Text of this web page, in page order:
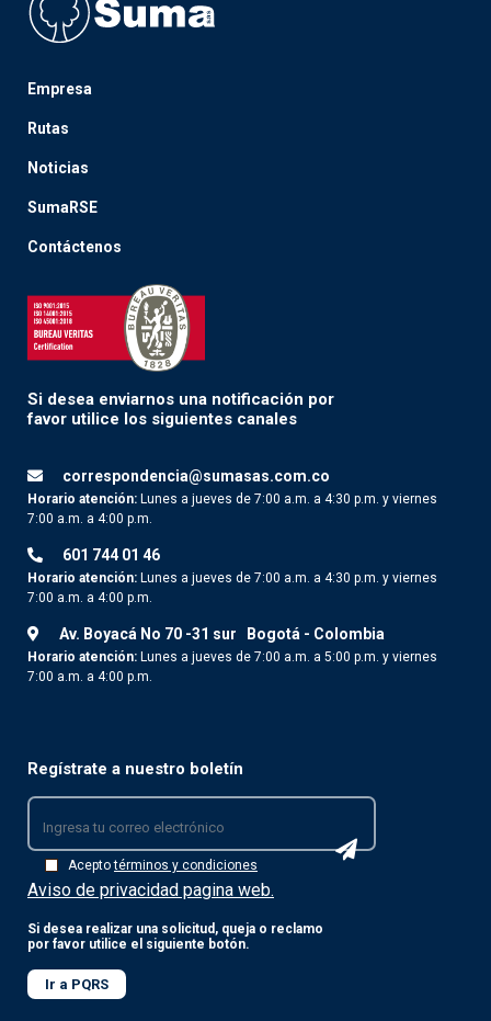
Empresa
Rutas
Noticias
SumaRSE
Contáctenos
Si desea enviarnos una notificación por
favor utilice los siguientes canales
correspondencia@sumasas.com.co
Horario atención: Lunes a jueves de 7:00 a.m. a 4:30 p.m. y viernes
7:00 a.m. a 4:00 p.m.
601 744 01 46
Horario atención: Lunes a jueves de 7:00 a.m. a 4:30 p.m. y viernes
7:00 a.m. a 4:00 p.m.
Av. Boyacá No 70 -31 sur Bogotá - Colombia
Horario atención: Lunes a jueves de 7:00 a.m. a 5:00 p.m. y viernes
7:00 a.m. a 4:00 p.m.
Regístrate a nuestro boletín
Aceptotérminos y condiciones
Aviso de privacidad pagina web.
Si desea realizar una solicitud, queja o reclamo
por favor utilice el siguiente botón.
Ir a PQRS